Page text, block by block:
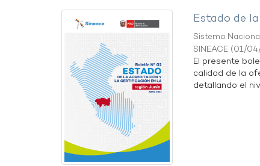
Estado de
Sistema
SINEACE (01/
El presente
calidad de la
detallando el